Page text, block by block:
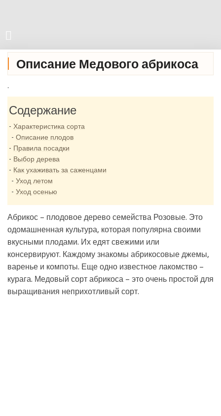
Описание Медового абрикоса
.
Содержание
Характеристика сорта
Описание плодов
Правила посадки
Выбор дерева
Как ухаживать за саженцами
Уход летом
Уход осенью
Абрикос – плодовое дерево семейства Розовые. Это
одомашненная культура, которая популярна своими
вкусными плодами. Их едят свежими или
консервируют. Каждому знакомы абрикосовые джемы,
варенье и компоты. Еще одно известное лакомство –
курага. Медовый сорт абрикоса – это очень простой для
выращивания неприхотливый сорт.